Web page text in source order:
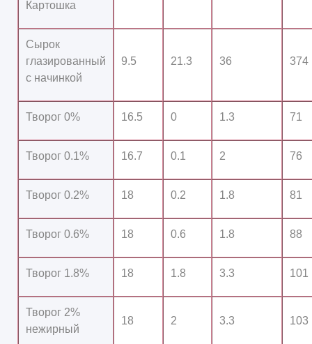
Картошка
Сырок
глазированный
с начинкой
9.5 21.3 36 374
Творог 0% 16.5 0 1.3 71
Творог 0.1% 16.7 0.1 2 76
Творог 0.2% 18 0.2 1.8 81
Творог 0.6% 18 0.6 1.8 88
Творог 1.8% 18 1.8 3.3 101
Творог 2%
нежирный
18 2 3.3 103